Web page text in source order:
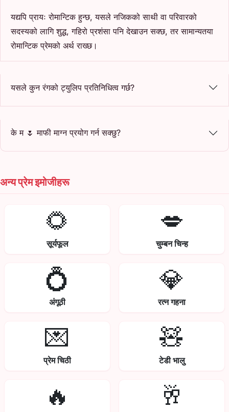
यद्यपि प्रायः रोमान्टिक हुन्छ, यसले नजिकको साथी वा परिवारको
सदस्यको लागि शुद्ध, गहिरो प्रशंसा पनि देखाउन सक्छ, तर सामान्यतया
रोमान्टिक प्रेमको अर्थ राख्छ।
यसले कुन रंगको ट्युलिप प्रतिनिधित्व गर्छ?
के म 🌷 माफी माग्न प्रयोग गर्न सक्छु?
अन्य प्रेम इमोजीहरू
🌻
सूर्यफूल
💋
चुम्बन चिन्ह
💍
अंगूठी
💎
रत्न गहना
💌
प्रेम चिठी
🧸
टेडी भालु
🔥 🥂